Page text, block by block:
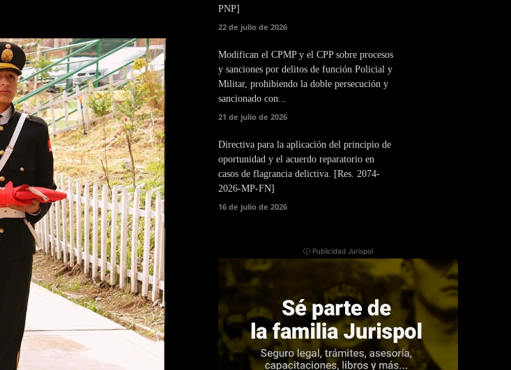
PNP]
22 de julio de 2026
Modifican el CPMP y el CPP sobre procesos
y sanciones por delitos de función Policial y
Militar, prohibiendo la doble persecución y
sancionado con...
21 de julio de 2026
Directiva para la aplicación del principio de
oportunidad y el acuerdo reparatorio en
casos de flagrancia delictiva. [Res. 2074-
2026-MP-FN]
16 de julio de 2026
ⓘ Publicidad Jurispol